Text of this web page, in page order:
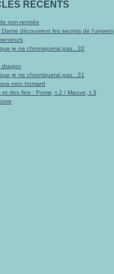
RÉCENTS
non-rentrée
Dante découvrent les secrets de l'univers
je ne chroniquerai pas...32
dragon
je ne chroniquerai pas...31
mon homard
et des fins : Pome, t.2 / Mauve, t.3